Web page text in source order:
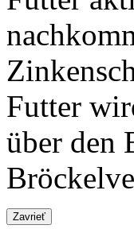
Futter
über den
Zavrieť